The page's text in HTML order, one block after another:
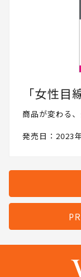
「女性
商品が変わる
発売日：2023